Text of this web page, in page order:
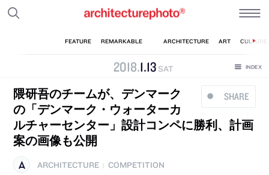
2018.1.13 SAT
SHARE
隈研吾のチームが、デンマーク
の「デンマーク・ウォーターカ
ルチャーセンター」設計コンペに勝利、計画
案の画像も公開
ARCHITECTURE
COMPETITION